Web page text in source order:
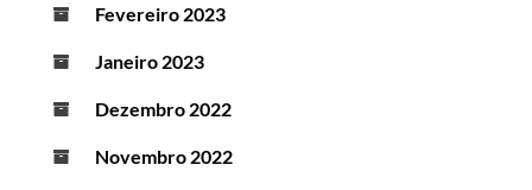
Fevereiro 2023
Janeiro 2023
Dezembro 2022
Novembro 2022